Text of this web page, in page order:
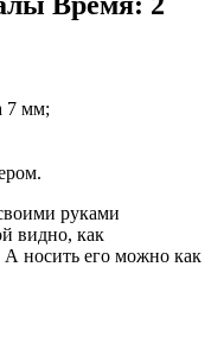
7 мм;
руками
видно, как
носить его можно как